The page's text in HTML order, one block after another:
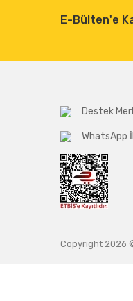
E-Bülten'e
Destek
WhatsApp
Copyright 2026